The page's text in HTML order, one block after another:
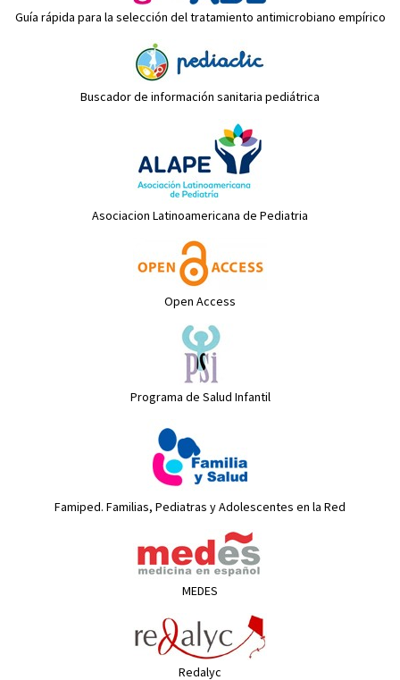
Guía rápida para la selección del tratamiento antimicrobiano empírico
Buscador de información sanitaria pediátrica
Asociacion Latinoamericana de Pediatria
Open Access
Programa de Salud Infantil
Famiped. Familias, Pediatras y Adolescentes en la Red
MEDES
Redalyc